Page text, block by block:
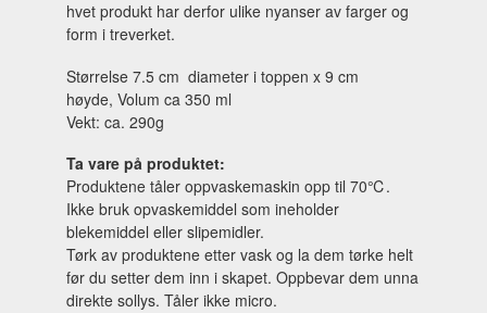
hvet produkt har derfor ulike nyanser av farger og
form i treverket.
Størrelse 7.5 cm diameter i toppen x 9 cm
høyde, Volum ca 350 ml
Vekt: ca. 290g
Ta vare på produktet:
Produktene tåler oppvaskemaskin opp til 70℃.
Ikke bruk opvaskemiddel som ineholder
blekemiddel eller slipemidler.
Tørk av produktene etter vask og la dem tørke helt
før du setter dem inn i skapet. Oppbevar dem unna
direkte sollys. Tåler ikke micro.